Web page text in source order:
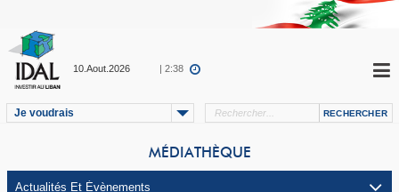
10.Aout.2026 | 2:38
Je voudrais
MÉDIATHÈQUE